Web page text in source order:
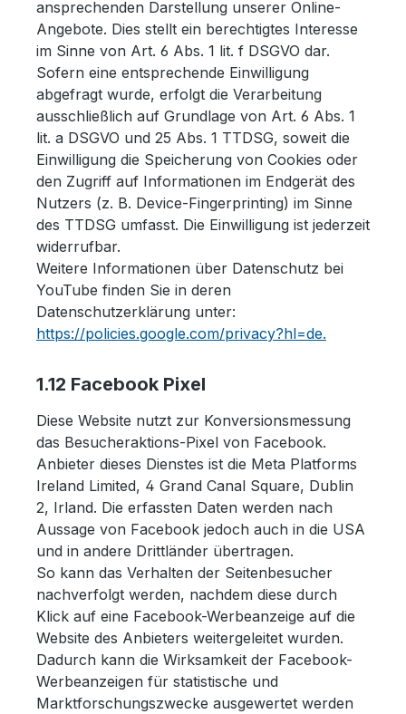
ansprechenden Darstellung unserer Online-
Angebote. Dies stellt ein berechtigtes Interesse
im Sinne von Art. 6 Abs. 1 lit. f DSGVO dar.
Sofern eine entsprechende Einwilligung
abgefragt wurde, erfolgt die Verarbeitung
ausschließlich auf Grundlage von Art. 6 Abs. 1
lit. a DSGVO und 25 Abs. 1 TTDSG, soweit die
Einwilligung die Speicherung von Cookies oder
den Zugriff auf Informationen im Endgerät des
Nutzers (z. B. Device-Fingerprinting) im Sinne
des TTDSG umfasst. Die Einwilligung ist jederzeit
widerrufbar.
Weitere Informationen über Datenschutz bei
YouTube finden Sie in deren
Datenschutzerklärung unter:
https://policies.google.com/privacy?hl=de.
1.12 Facebook Pixel
Diese Website nutzt zur Konversionsmessung
das Besucheraktions-Pixel von Facebook.
Anbieter dieses Dienstes ist die Meta Platforms
Ireland Limited, 4 Grand Canal Square, Dublin
2, Irland. Die erfassten Daten werden nach
Aussage von Facebook jedoch auch in die USA
und in andere Drittländer übertragen.
So kann das Verhalten der Seitenbesucher
nachverfolgt werden, nachdem diese durch
Klick auf eine Facebook-Werbeanzeige auf die
Website des Anbieters weitergeleitet wurden.
Dadurch kann die Wirksamkeit der Facebook-
Werbeanzeigen für statistische und
Marktforschungszwecke ausgewertet werden